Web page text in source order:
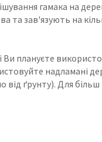
гамака на
та зав'язують на
Ви плануєте
ґрунту). Для